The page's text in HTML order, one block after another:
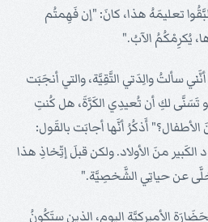
تعليمَهُ هذا، كانَ: "إن فَهِمتُم
يُكرِمْكُمُ الآبُ."
سألتُ والِدَتي التَّقِيَّة، والتي أنجَبَت
تَسَنَّى لكِ أن تُعيدِي الكَرَّةَ، هل كُنتِ
أَذكُرُ أنَّها أجابَت بالقَول:
منَ الأولاد. ولكن قبلَ إتِّخاذِ هذا
عن حياتِي الشَّخصِيَّة."
الأميركيَّة اليوم، الذين ستَكُونُ